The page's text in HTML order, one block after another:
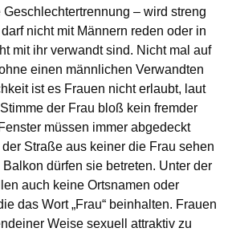
– wird streng
nicht mit Männern reden oder in
mit ihr verwandt sind. Nicht mal auf
einen männlichen Verwandten
ist es Frauen nicht erlaubt, laut
der Frau bloß kein fremder
müssen immer abgedeckt
Straße aus keiner die Frau sehen
dürfen sie betreten. Unter der
auch keine Ortsnamen oder
das Wort „Frau“ beinhalten. Frauen
Weise sexuell attraktiv zu